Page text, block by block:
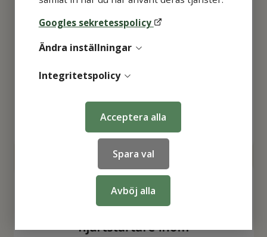
Googles sekretesspolicy
Ändra inställningar
Integritetspolicy
Acceptera alla
Spara val
Avböj alla